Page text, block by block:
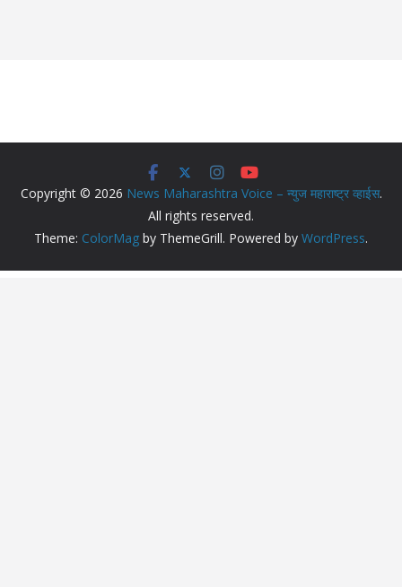
Copyright © 2026 News Maharashtra Voice – न्युज महाराष्ट्र व्हाईस.
All rights reserved.
Theme: ColorMag by ThemeGrill. Powered by WordPress.